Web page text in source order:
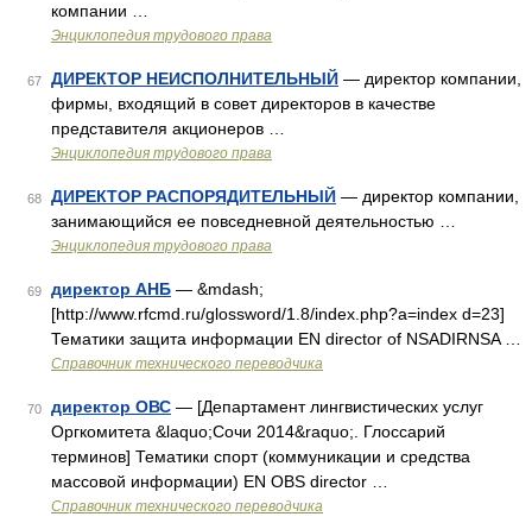
компании …
Энциклопедия трудового права
67 ДИРЕКТОР НЕИСПОЛНИТЕЛЬНЫЙ — директор компании,
фирмы, входящий в совет директоров в качестве
представителя акционеров …
Энциклопедия трудового права
68 ДИРЕКТОР РАСПОРЯДИТЕЛЬНЫЙ — директор компании,
занимающийся ее повседневной деятельностью …
Энциклопедия трудового права
69 директор АНБ — &mdash;
[http://www.rfcmd.ru/glossword/1.8/index.php?a=index d=23]
Тематики защита информации EN director of NSADIRNSA …
Справочник технического переводчика
70 директор ОВС — [Департамент лингвистических услуг
Оргкомитета &laquo;Сочи 2014&raquo;. Глоссарий
терминов] Тематики спорт (коммуникации и средства
массовой информации) EN OBS director …
Справочник технического переводчика